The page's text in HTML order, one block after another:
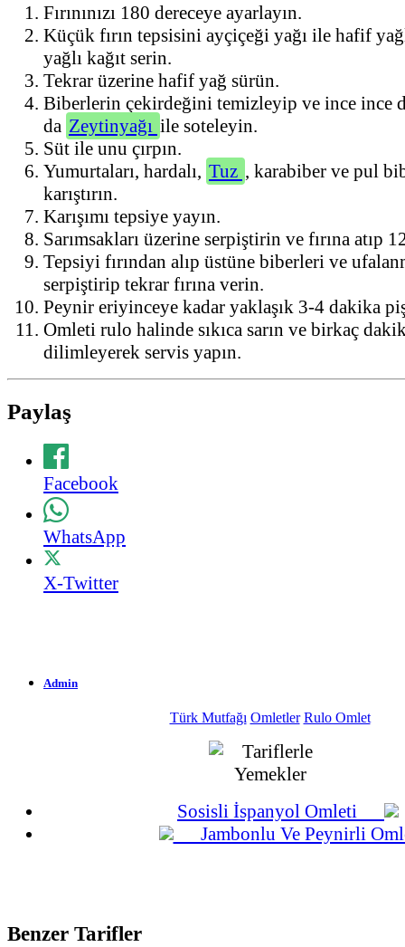
Fırınınızı 180 dereceye ayarlayın.
Küçük fırın tepsisini ayçiçeği yağı ile hafif
yağlı kağıt serin.
Tekrar üzerine hafif yağ sürün.
Biberlerin çekirdeğini temizleyip ve ince ince
da Zeytinyağı ile soteleyin.
Süt ile unu çırpın.
Yumurtaları, hardalı, Tuz , karabiber ve pul
karıştırın.
Karışımı tepsiye yayın.
Sarımsakları üzerine serpiştirin ve fırına atıp
Tepsiyi fırından alıp üstüne biberleri ve
serpiştirip tekrar fırına verin.
Peynir eriyinceye kadar yaklaşık 3-4 dakika
Omleti rulo halinde sıkıca sarın ve birkaç
dilimleyerek servis yapın.
Paylaş
Facebook
WhatsApp
X-Twitter
Admin
Türk Mutfağı Omletler Rulo Omlet
Sosisli İspanyol Omleti
Jambonlu Ve Peynirli
Benzer Tarifler